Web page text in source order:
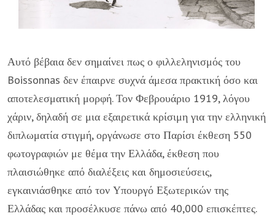
Αυτό βέβαια δεν σημαίνει πως ο φιλλεληνισμός του
Boissonnas δεν έπαιρνε συχνά άμεσα πρακτική όσο και
αποτελεσματική μορφή. Τον Φεβρουάριο 1919, λόγου
χάριν, δηλαδή σε μια εξαιρετικά κρίσιμη για την ελληνική
διπλωματία στιγμή, οργάνωσε στο Παρίσι έκθεση 550
φωτογραφιών με θέμα την Ελλάδα, έκθεση που
πλαισιώθηκε από διαλέξεις και δημοσιεύσεις,
εγκαινιάσθηκε από τον Υπουργό Εξωτερικών της
Ελλάδας και προσέλκυσε πάνω από 40,000 επισκέπτες.